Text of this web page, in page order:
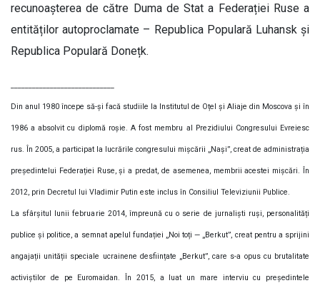
recunoașterea de către Duma de Stat a Federației Ruse a
entităților autoproclamate – Republica Populară Luhansk și
Republica Populară Donețk.
Din anul 1980 începe să-și facă studiile la Institutul de Oțel și Aliaje din Moscova și în
1986 a absolvit cu diplomă roșie. A fost membru al Prezidiului Congresului Evreiesc
rus. În 2005, a participat la lucrările congresului mișcării „Nași”, creat de administrația
președintelui Federației Ruse, și a predat, de asemenea, membrii acestei mișcări. În
2012, prin Decretul lui Vladimir Putin este inclus în Consiliul Televiziunii Publice.
La sfârșitul lunii februarie 2014, împreună cu o serie de jurnaliști ruși, personalități
publice și politice, a semnat apelul fundației „Noi toți — „Berkut”, creat pentru a sprijini
angajații unității speciale ucrainene desființate „Berkut”, care s-a opus cu brutalitate
activiștilor de pe Euromaidan. În 2015, a luat un mare interviu cu președintele